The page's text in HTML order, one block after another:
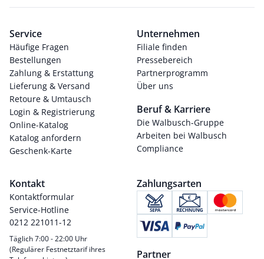
Service
Häufige Fragen
Bestellungen
Zahlung & Erstattung
Lieferung & Versand
Retoure & Umtausch
Login & Registrierung
Online-Katalog
Katalog anfordern
Geschenk-Karte
Unternehmen
Filiale finden
Pressebereich
Partnerprogramm
Über uns
Beruf & Karriere
Die Walbusch-Gruppe
Arbeiten bei Walbusch
Compliance
Kontakt
Kontaktformular
Service-Hotline
0212 221011-12
Täglich 7:00 - 22:00 Uhr
(Regulärer Festnetztarif ihres
Zahlungsarten
Partner